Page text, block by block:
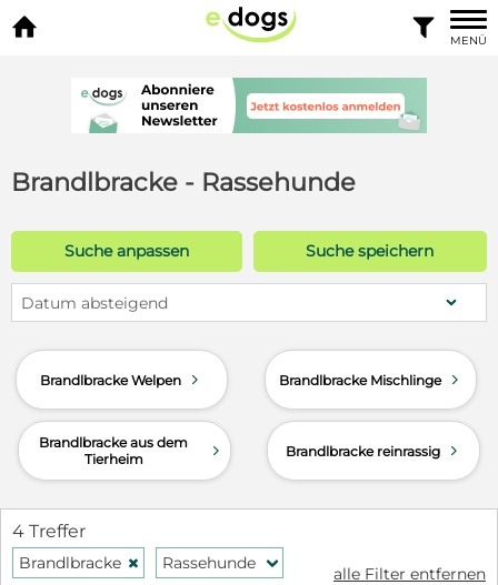
 
MENÜ
Brandlbracke - Rassehunde
Suche anpassen Suche speichern
Datum absteigend
Brandlbracke Welpen d Brandlbracke Mischlinge d
Brandlbracke aus dem
Tierheim
d Brandlbracke reinrassig d
4 Treffer
Brandlbracke H Rassehunde f
alle Filter entfernen